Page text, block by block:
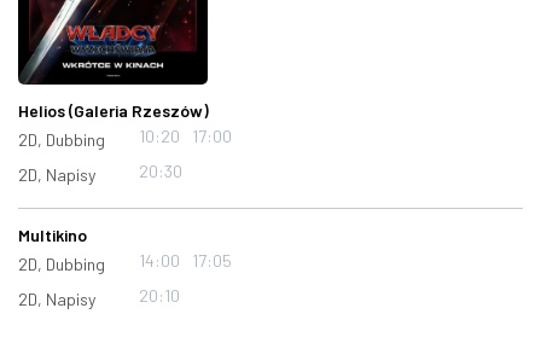
Helios (Galeria Rzeszów)
2D, Dubbing
10:20
17:00
2D, Napisy
20:30
Multikino
2D, Dubbing
14:00
17:05
2D, Napisy
20:10